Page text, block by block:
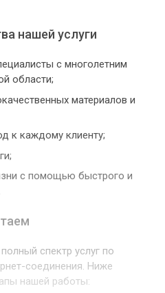
нашей услуги
с многолетним
области;
материалов и
к каждому клиенту;
с помощью быстрого и
спектр услуг по
соединения. Ниже
нашей работы: